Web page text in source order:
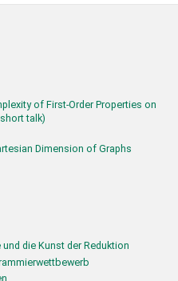
of First-Order Properties on
talk)
Dimension of Graphs
die Kunst der Reduktion